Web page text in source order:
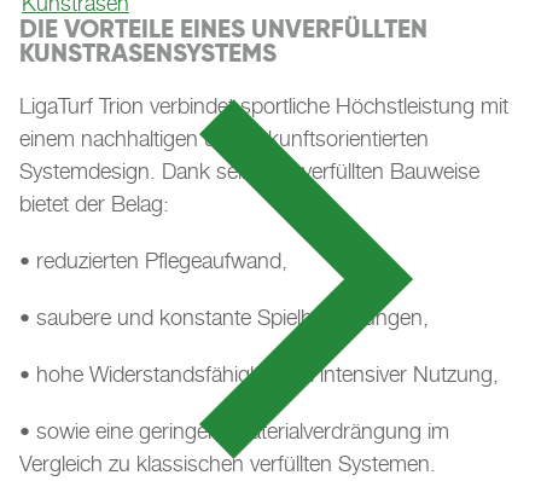
DIE VORTEILE EINES UNVERFÜLLTEN
KUNSTRASENSYSTEMS
LigaTurf Trion verbindet sportliche Höchstleistung mit
einem nachhaltigen und zukunftsorientierten
Systemdesign. Dank seiner unverfüllten Bauweise
bietet der Belag:
• reduzierten Pflegeaufwand,
• saubere und konstante Spielbedingungen,
• hohe Widerstandsfähigkeit bei intensiver Nutzung,
• sowie eine geringere Materialverdrängung im
Vergleich zu klassischen verfüllten Systemen.